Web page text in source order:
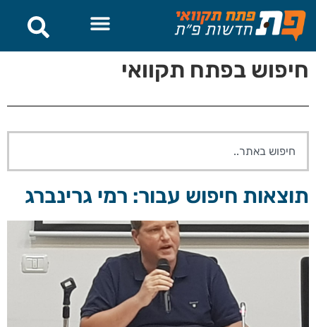
חיפוש בפתח תקוואי
תוצאות חיפוש עבור: רמי גרינברג